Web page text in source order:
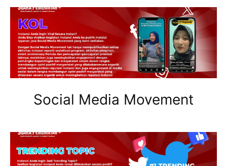
Social Media Movement